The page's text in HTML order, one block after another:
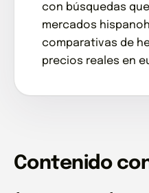
con búsquedas
mercados
comparativas de
precios reales en
Contenido